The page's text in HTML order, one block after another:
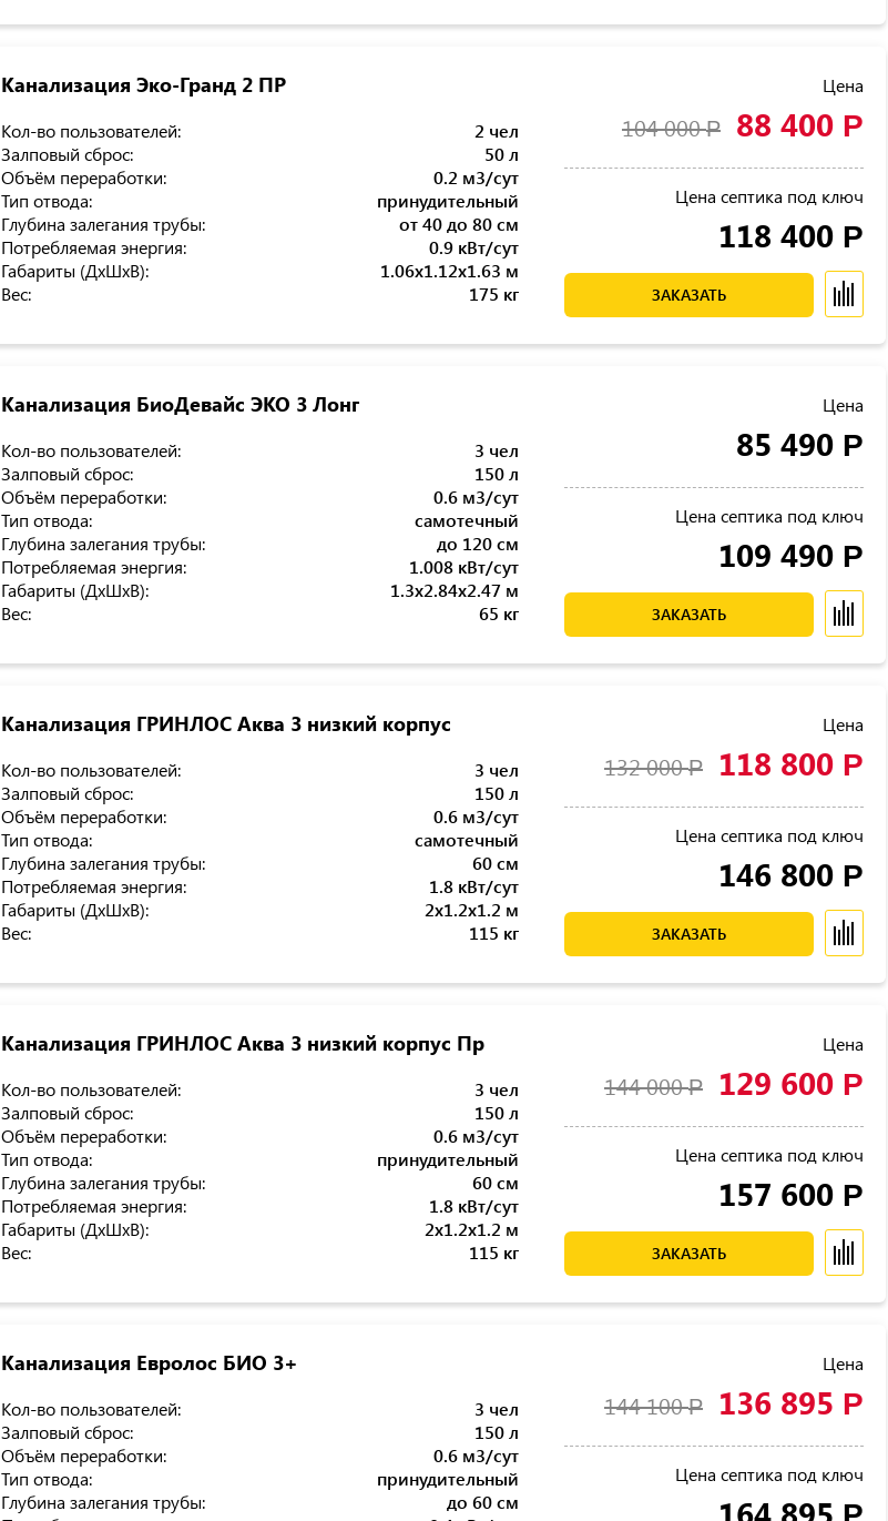
Канализация Эко-Гранд 2 ПР
Кол-во пользователей:
2 чел
Залповый сброс:
50 л
Объём переработки:
0.2 м3/сут
Тип отвода:
принудительный
Глубина залегания трубы:
от 40 до 80 см
Потребляемая энергия:
0.9 кВт/сут
Габариты (ДхШхВ):
1.06x1.12x1.63 м
Вес:
175 кг
Цена
104 000Р 88 400 Р
Цена септика под ключ
118 400 Р
ЗАКАЗАТЬ
Канализация БиоДевайс ЭКО 3 Лонг
Кол-во пользователей:
3 чел
Залповый сброс:
150 л
Объём переработки:
0.6 м3/сут
Тип отвода:
самотечный
Глубина залегания трубы:
до 120 см
Потребляемая энергия:
1.008 кВт/сут
Габариты (ДхШхВ):
1.3x2.84x2.47 м
Вес:
65 кг
Цена
85 490 Р
Цена септика под ключ
109 490 Р
ЗАКАЗАТЬ
Канализация ГРИНЛОС Аква 3 низкий корпус
Кол-во пользователей:
3 чел
Залповый сброс:
150 л
Объём переработки:
0.6 м3/сут
Тип отвода:
самотечный
Глубина залегания трубы:
60 см
Потребляемая энергия:
1.8 кВт/сут
Габариты (ДхШхВ):
2x1.2x1.2 м
Вес:
115 кг
Цена
132 000Р 118 800 Р
Цена септика под ключ
146 800 Р
ЗАКАЗАТЬ
Канализация ГРИНЛОС Аква 3 низкий корпус Пр
Кол-во пользователей:
3 чел
Залповый сброс:
150 л
Объём переработки:
0.6 м3/сут
Тип отвода:
принудительный
Глубина залегания трубы:
60 см
Потребляемая энергия:
1.8 кВт/сут
Габариты (ДхШхВ):
2x1.2x1.2 м
Вес:
115 кг
Цена
144 000Р 129 600 Р
Цена септика под ключ
157 600 Р
ЗАКАЗАТЬ
Канализация Евролос БИО 3+
Кол-во пользователей:
3 чел
Залповый сброс:
150 л
Объём переработки:
0.6 м3/сут
Тип отвода:
принудительный
Глубина залегания трубы:
до 60 см
Цена
144 100Р 136 895 Р
Цена септика под ключ
164 895